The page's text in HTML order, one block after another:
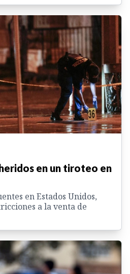
en un tiroteo en
en Estados Unidos,
a la venta de